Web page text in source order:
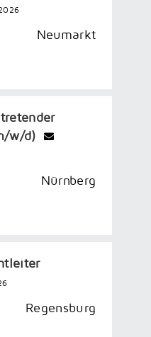
Neumarkt
w/d)
Nürnberg
Regensburg